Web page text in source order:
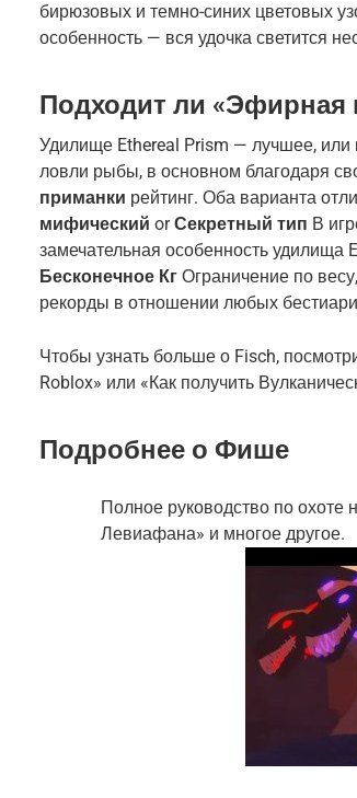
бирюзовых и темно-синих цветовых
особенность — вся удочка светится
Подходит ли
Удилище Ethereal Prism — лучшее,
ловли рыбы, в основном благодаря
приманки рейтинг. Оба варианта
мифический orСекретный тип В
замечательная особенность удилища
Бесконечное Кг Ограничение по
рекорды в отношении любых
Чтобы узнать больше о Fisch,
Roblox» или «Как получить
Подробнее о Фише
Полное руководство по охоте
Левиафана» и многое другое.